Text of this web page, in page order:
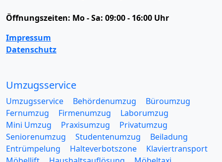
Öffnungszeiten: Mo - Sa: 09:00 - 16:00 Uhr
Impressum
Datenschutz
Umzugsservice
Umzugsservice Behördenumzug
Büroumzug
Fernumzug
Firmenumzug
Laborumzug
Mini Umzug
Praxisumzug
Privatumzug
Seniorenumzug
Studentenumzug
Beiladung
Entrümpelung
Halteverbotszone
Klaviertransport